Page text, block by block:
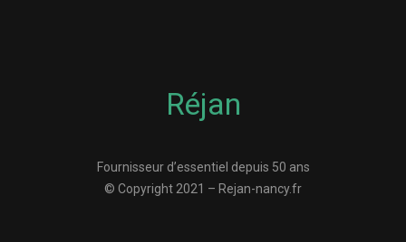
Réjan
Fournisseur d’essentiel depuis 50 ans
© Copyright 2021 – Rejan-nancy.fr